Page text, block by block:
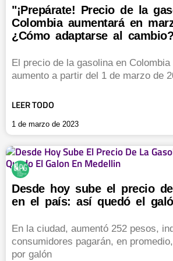
"¡Prepárate! Precio de la
Colombia aumentará en
¿Cómo adaptarse al
El precio de la gasolina en Colombia
aumento a partir del 1 de marzo de
LEER TODO
1 de marzo de 2023
Desde hoy sube el precio
en el país: así quedó el
En la ciudad, aumentó 252 pesos,
consumidores pagarán, en
por galón